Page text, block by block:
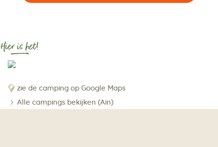
Hier is het!
zie de camping op Google Maps
Alle campings bekijken (Ain)